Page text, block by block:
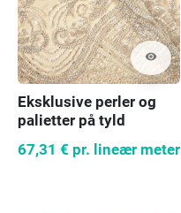
visibility
Eksklusive perler og
palietter på tyld
67,31 € pr. lineær meter